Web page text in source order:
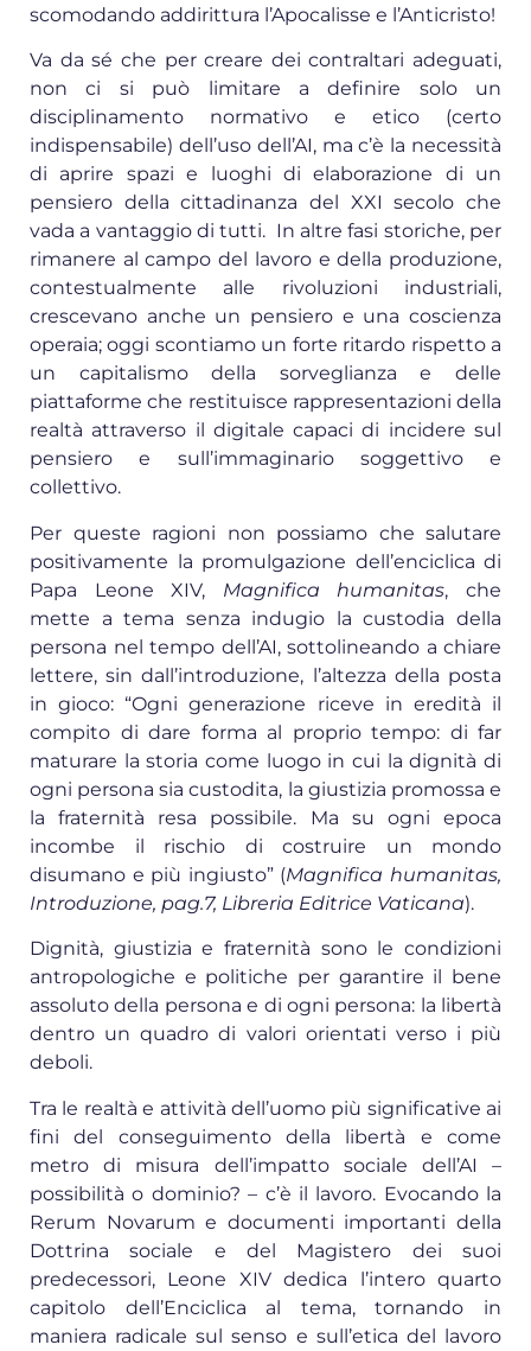
scomodando addirittura l’Apocalisse e l’Anticristo!
Va da sé che per creare dei contraltari adeguati,
non ci si può limitare a definire solo un
disciplinamento normativo e etico (certo
indispensabile) dell’uso dell’AI, ma c’è la necessità
di aprire spazi e luoghi di elaborazione di un
pensiero della cittadinanza del XXI secolo che
vada a vantaggio di tutti. In altre fasi storiche, per
rimanere al campo del lavoro e della produzione,
contestualmente alle rivoluzioni industriali,
crescevano anche un pensiero e una coscienza
operaia; oggi scontiamo un forte ritardo rispetto a
un capitalismo della sorveglianza e delle
piattaforme che restituisce rappresentazioni della
realtà attraverso il digitale capaci di incidere sul
pensiero e sull’immaginario soggettivo e
collettivo.
Per queste ragioni non possiamo che salutare
positivamente la promulgazione dell’enciclica di
Papa Leone XIV, Magnifica humanitas, che
mette a tema senza indugio la custodia della
persona nel tempo dell’AI, sottolineando a chiare
lettere, sin dall’introduzione, l’altezza della posta
in gioco: “Ogni generazione riceve in eredità il
compito di dare forma al proprio tempo: di far
maturare la storia come luogo in cui la dignità di
ogni persona sia custodita, la giustizia promossa e
la fraternità resa possibile. Ma su ogni epoca
incombe il rischio di costruire un mondo
disumano e più ingiusto” (Magnifica humanitas,
Introduzione, pag.7, Libreria Editrice Vaticana).
Dignità, giustizia e fraternità sono le condizioni
antropologiche e politiche per garantire il bene
assoluto della persona e di ogni persona: la libertà
dentro un quadro di valori orientati verso i più
deboli.
Tra le realtà e attività dell’uomo più significative ai
fini del conseguimento della libertà e come
metro di misura dell’impatto sociale dell’AI –
possibilità o dominio? – c’è il lavoro. Evocando la
Rerum Novarum e documenti importanti della
Dottrina sociale e del Magistero dei suoi
predecessori, Leone XIV dedica l’intero quarto
capitolo dell’Enciclica al tema, tornando in
maniera radicale sul senso e sull’etica del lavoro